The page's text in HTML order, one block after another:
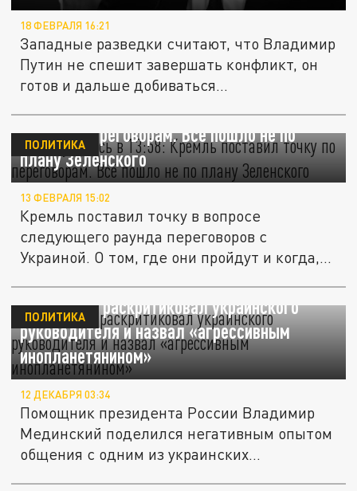
18 ФЕВРАЛЯ 16:21
Западные разведки считают, что Владимир
Путин не спешит завершать конфликт, он
готов и дальше добиваться...
Всё случилось в 13:58: Кремль поставил
точку по переговорам. Всё пошло не по
плану Зеленского
ПОЛИТИКА
13 ФЕВРАЛЯ 15:02
Кремль поставил точку в вопросе
следующего раунда переговоров с
Украиной. О том, где они пройдут и когда,...
Мединский раскритиковал украинского
руководителя и назвал «агрессивным
инопланетянином»
ПОЛИТИКА
12 ДЕКАБРЯ 03:34
Помощник президента России Владимир
Мединский поделился негативным опытом
общения с одним из украинских...